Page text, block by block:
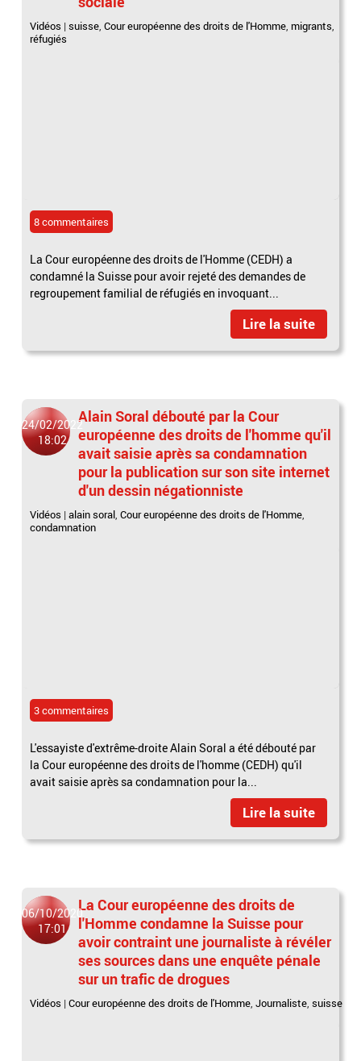
Vidéos |suisse,Cour européenne des droits de l'Homme, migrants,
réfugiés
8 commentaires
La Cour européenne des droits de l'Homme (CEDH) a
condamné la Suisse pour avoir rejeté des demandes de
regroupement familial de réfugiés en invoquant...
Lire la suite
24/02/2022
18:02
Alain Soral débouté par la Cour
européenne des droits de l'homme qu'il
avait saisie après sa condamnation
pour la publication sur son site internet
d'un dessin négationniste
Vidéos |alain soral,Cour européenne des droits de l'Homme,
condamnation
3 commentaires
L'essayiste d'extrême-droite Alain Soral a été débouté par
la Cour européenne des droits de l'homme (CEDH) qu'il
avait saisie après sa condamnation pour la...
Lire la suite
06/10/2020
17:01
La Cour européenne des droits de
l'Homme condamne la Suisse pour
avoir contraint une journaliste à révéler
ses sources dans une enquête pénale
sur un trafic de drogues
Vidéos |Cour européenne des droits de l'Homme ,Journaliste ,suisse